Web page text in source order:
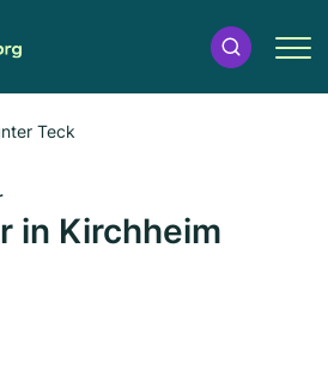
Teck
in Kirchheim